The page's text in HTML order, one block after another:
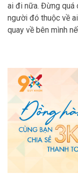
ai đi nữa. Đừng quá
người đó thuộc về
quay về bên mình